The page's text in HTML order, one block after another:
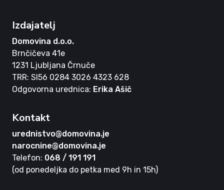
Izdajatelj
Domovina d.o.o.
Brnčičeva 41e
1231 Ljubljana Črnuče
TRR: SI56 0284 3026 4323 628
Odgovorna urednica: Erika Ašič
Kontakt
urednistvo@domovina.je
narocnine@domovina.je
Telefon: 068 / 191 191
(od ponedeljka do petka med 9h in 15h)